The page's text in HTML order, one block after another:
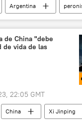
Argentina
en Argentina (2023)
Ucrania
de China "debe
de vida de las
22:05 GMT
China
Xi Jinping